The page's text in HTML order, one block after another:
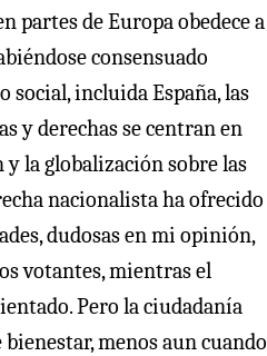
partes de Europa obedece a
consensuado
social, incluida España, las
y derechas se centran en
la globalización sobre las
nacionalista ha ofrecido
dudosas en mi opinión,
votantes, mientras el
Pero la ciudadanía
menos aun cuando